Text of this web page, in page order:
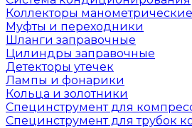
Коллекторы манометрические
Муфты и переходники
Шланги заправочные
Цилиндры заправочные
Детекторы утечек
Лампы и фонарики
Кольца и золотники
Специнструмент для
Специнструмент для трубок